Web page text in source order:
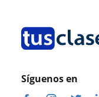
Síguenos en